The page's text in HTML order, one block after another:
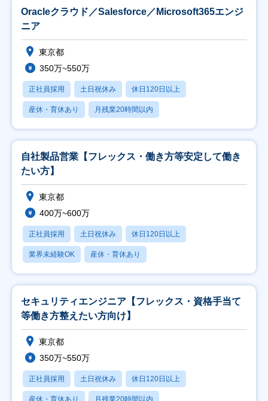
Oracleクラウド／Salesforce／Microsoft365エンジ
ニア
東京都
350万~550万
正社員採用 土日祝休み 休日120日以上
産休・育休あり 月残業20時間以内
自社製品営業【フレックス・働き方等安定して働き
たい方】
東京都
400万~600万
正社員採用 土日祝休み 休日120日以上
業界未経験OK 産休・育休あり
セキュリティエンジニア【フレックス・資格手当て
等働き方整えたい方向け】
東京都
350万~550万
正社員採用 土日祝休み 休日120日以上
産休・育休あり 月残業20時間以内